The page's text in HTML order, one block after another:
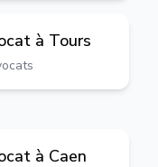
à Tours
à Caen